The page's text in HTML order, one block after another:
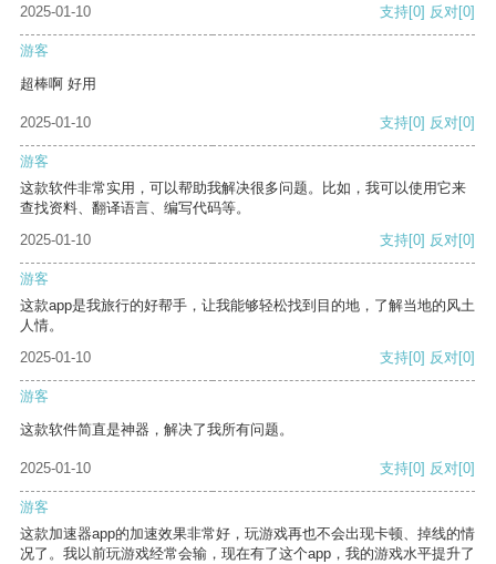
2025-01-10 支持[0] 反对[0]
游客
超棒啊 好用
2025-01-10 支持[0] 反对[0]
游客
这款软件非常实用，可以帮助我解决很多问题。比如，我可以使用它来
查找资料、翻译语言、编写代码等。
2025-01-10
支持[0] 反对[0]
游客
这款app是我旅行的好帮手，让我能够轻松找到目的地，了解当地的风土
人情。
2025-01-10
支持[0] 反对[0]
游客
这款软件简直是神器，解决了我所有问题。
2025-01-10 支持[0] 反对[0]
游客
这款加速器app的加速效果非常好，玩游戏再也不会出现卡顿、掉线的情
况了。我以前玩游戏经常会输，现在有了这个app，我的游戏水平提升了